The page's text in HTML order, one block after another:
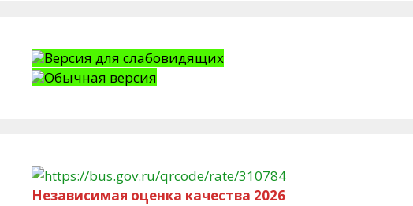
Версия для слабовидящих
Обычная версия
Независимая оценка качества 2026